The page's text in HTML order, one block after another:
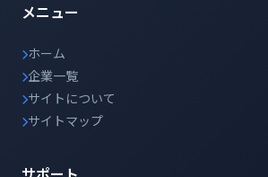
メニュー
ホーム
企業一覧
サイトについて
サイトマップ